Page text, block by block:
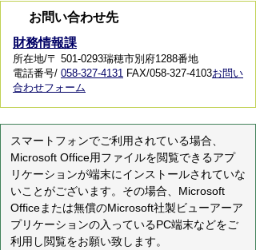
お問い合わせ先
財務情報課
所在地/〒 501-0293瑞穂市別府1288番地
電話番号/ 058-327-4131 FAX/058-327-4103お問い
合わせフォーム
スマートフォンでご利用されている場合、
Microsoft Office用ファイルを閲覧できるアプ
リケーションが端末にインストールされていな
いことがございます。その場合、Microsoft
Officeまたは無償のMicrosoft社製ビューアーア
プリケーションの入っているPC端末などをご
利用し閲覧をお願い致します。